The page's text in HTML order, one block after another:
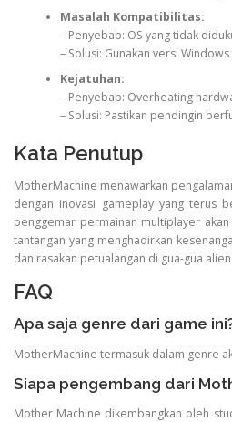
Masalah Kompatibilitas:
– Penyebab: OS yang tidak
– Solusi: Gunakan versi
Kejatuhan:
– Penyebab: Overheating
– Solusi: Pastikan pendingin
Kata Penutup
MotherMachine menawarkan
dengan inovasi gameplay yang terus
penggemar permainan multiplayer
tantangan yang menghadirkan
dan rasakan petualangan di gua-gua
FAQ
Apa saja genre dari game
MotherMachine termasuk dalam genre
Siapa pengembang dari
Mother Machine dikembangkan oleh